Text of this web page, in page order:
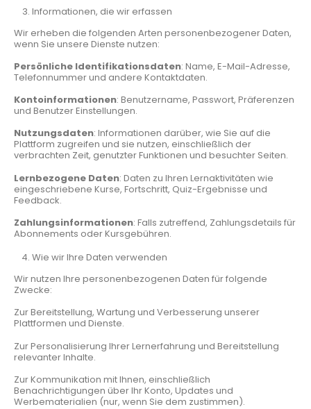
Informationen, die wir erfassen
Wir erheben die folgenden Arten personenbezogener Daten,
wenn Sie unsere Dienste nutzen:
Persönliche Identifikationsdaten: Name, E-Mail-Adresse,
Telefonnummer und andere Kontaktdaten.
Kontoinformationen: Benutzername, Passwort, Präferenzen
und Benutzer Einstellungen.
Nutzungsdaten: Informationen darüber, wie Sie auf die
Plattform zugreifen und sie nutzen, einschließlich der
verbrachten Zeit, genutzter Funktionen und besuchter Seiten.
Lernbezogene Daten: Daten zu Ihren Lernaktivitäten wie
eingeschriebene Kurse, Fortschritt, Quiz-Ergebnisse und
Feedback.
Zahlungsinformationen: Falls zutreffend, Zahlungsdetails für
Abonnements oder Kursgebühren.
Wie wir Ihre Daten verwenden
Wir nutzen Ihre personenbezogenen Daten für folgende
Zwecke:
Zur Bereitstellung, Wartung und Verbesserung unserer
Plattformen und Dienste.
Zur Personalisierung Ihrer Lernerfahrung und Bereitstellung
relevanter Inhalte.
Zur Kommunikation mit Ihnen, einschließlich
Benachrichtigungen über Ihr Konto, Updates und
Werbematerialien (nur, wenn Sie dem zustimmen).